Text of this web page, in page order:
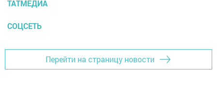
ТАТМЕДИА
СОЦСЕТЬ
Перейти на страницу новости